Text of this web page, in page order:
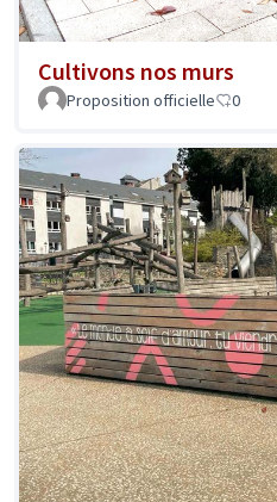
Cultivons nos murs
Proposition officielle 0